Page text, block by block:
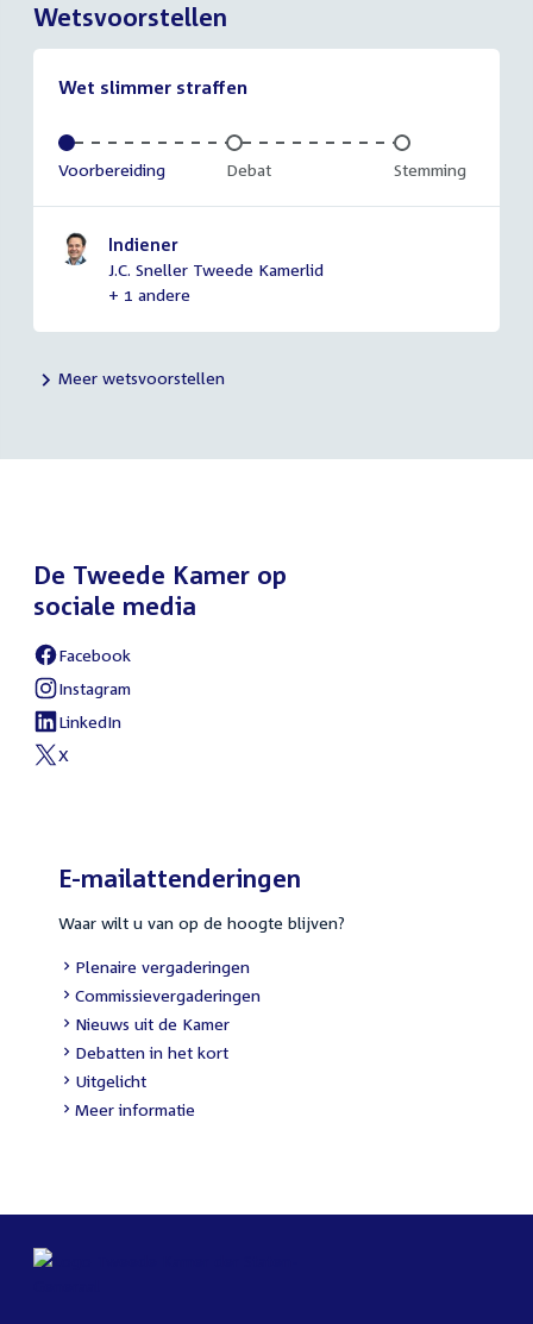
Wetsvoorstellen
Wet slimmer straffen
Voltooid:
Voorbereiding Onvoltooid:
Debat Onvoltooid:
Stemming
Indiener
J.C. Sneller Tweede Kamerlid
+ 1 andere
Meer wetsvoorstellen
De Tweede Kamer op
sociale media
Facebook
Instagram
LinkedIn
X
E-mailattenderingen
Waar wilt u van op de hoogte blijven?
Plenaire vergaderingen
Commissievergaderingen
Nieuws uit de Kamer
Debatten in het kort
Uitgelicht
Meer informatie